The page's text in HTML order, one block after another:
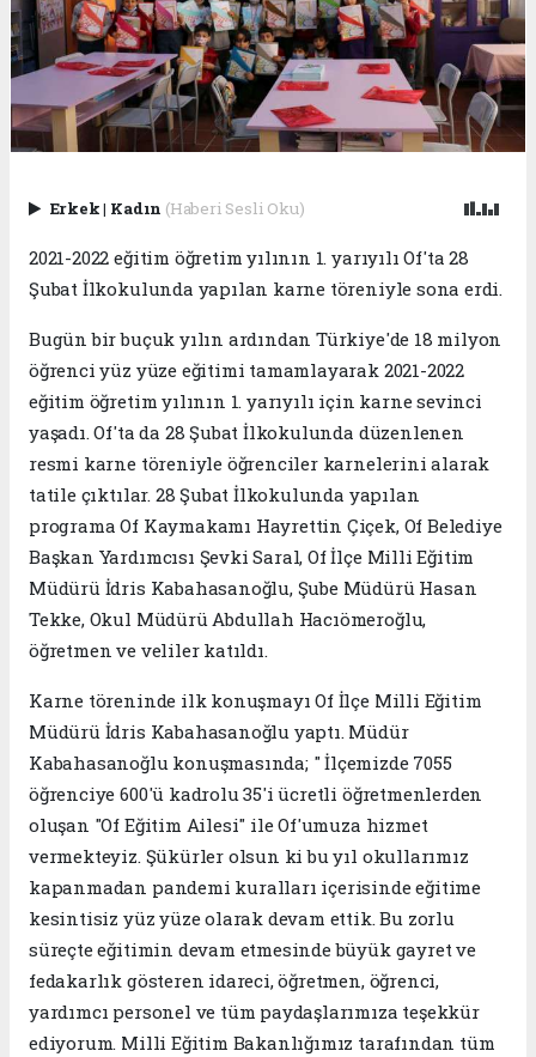
Erkek| Kadın (Haberi Sesli Oku)
2021-2022 eğitim öğretim yılının 1. yarıyılı Of'ta 28
Şubat İlkokulunda yapılan karne töreniyle sona erdi.
Bugün bir buçuk yılın ardından Türkiye'de 18 milyon
öğrenci yüz yüze eğitimi tamamlayarak 2021-2022
eğitim öğretim yılının 1. yarıyılı için karne sevinci
yaşadı. Of'ta da 28 Şubat İlkokulunda düzenlenen
resmi karne töreniyle öğrenciler karnelerini alarak
tatile çıktılar. 28 Şubat İlkokulunda yapılan
programa Of Kaymakamı Hayrettin Çiçek, Of Belediye
Başkan Yardımcısı Şevki Saral, Of İlçe Milli Eğitim
Müdürü İdris Kabahasanoğlu, Şube Müdürü Hasan
Tekke, Okul Müdürü Abdullah Hacıömeroğlu,
öğretmen ve veliler katıldı.
Karne töreninde ilk konuşmayı Of İlçe Milli Eğitim
Müdürü İdris Kabahasanoğlu yaptı. Müdür
Kabahasanoğlu konuşmasında; " İlçemizde 7055
öğrenciye 600'ü kadrolu 35'i ücretli öğretmenlerden
oluşan "Of Eğitim Ailesi" ile Of'umuza hizmet
vermekteyiz. Şükürler olsun ki bu yıl okullarımız
kapanmadan pandemi kuralları içerisinde eğitime
kesintisiz yüz yüze olarak devam ettik. Bu zorlu
süreçte eğitimin devam etmesinde büyük gayret ve
fedakarlık gösteren idareci, öğretmen, öğrenci,
yardımcı personel ve tüm paydaşlarımıza teşekkür
ediyorum. Milli Eğitim Bakanlığımız tarafından tüm